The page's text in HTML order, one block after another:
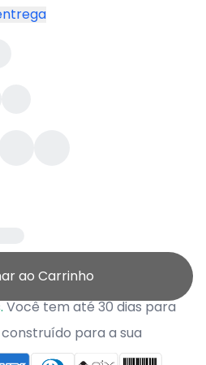
ao Carrinho
Você tem até 30 dias para
para a sua